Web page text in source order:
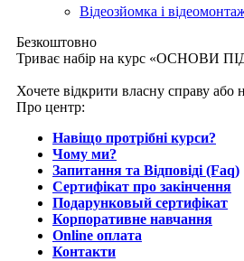
Відеозйомка і
Безкоштовно
Триває набір на курс «ОСНОВИ
Хочете відкрити власну справу
Про центр:
Навіщо протрібні курси?
Чому ми?
Запитання та Відповіді (Faq)
Сертифікат про закінчення
Подарунковый сертифікат
Корпоративне навчання
Online оплата
Контакти